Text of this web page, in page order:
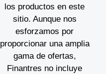
los productos en este
sitio. Aunque nos
esforzamos por
proporcionar una amplia
gama de ofertas,
Finantres no incluye